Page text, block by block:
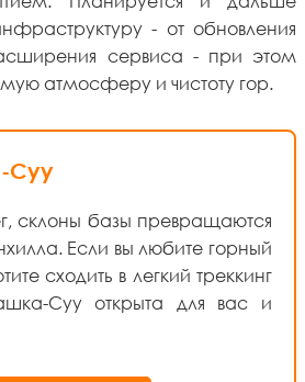
- от обновления
сервиса - при этом
атмосферу и чистоту гор.
Суу
склоны базы превращаются
Если вы любите горный
сходить в легкий треккинг
Суу открыта для вас и